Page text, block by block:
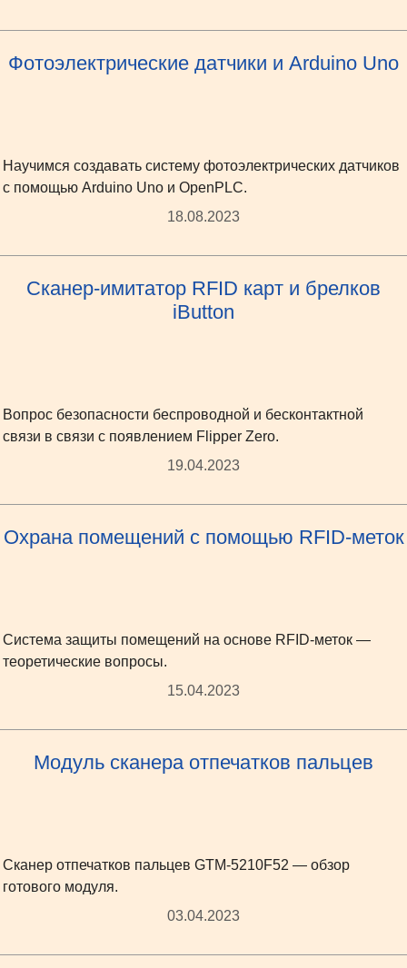
Фотоэлектрические датчики и Arduino Uno
Научимся создавать систему фотоэлектрических датчиков
с помощью Arduino Uno и OpenPLC.
18.08.2023
Сканер-имитатор RFID карт и брелков
iButton
Вопрос безопасности беспроводной и бесконтактной
связи в связи с появлением Flipper Zero.
19.04.2023
Охрана помещений с помощью RFID-меток
Система защиты помещений на основе RFID-меток —
теоретические вопросы.
15.04.2023
Модуль сканера отпечатков пальцев
Сканер отпечатков пальцев GTM-5210F52 — обзор
готового модуля.
03.04.2023